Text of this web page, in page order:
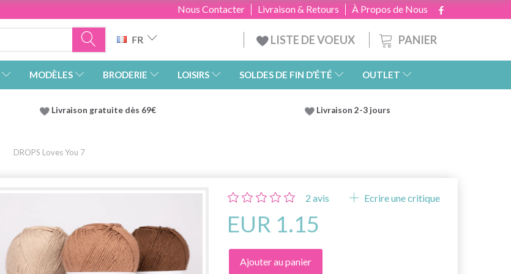
À Propos de Nous
Livraison & Retours
Nous Contacter
PANIER
FR LISTE DE VOEUX
MODÈLES BRODERIE LOISIRS SOLDES DE FIN D’ÉTÉ OUTLET
Livraison gratuite dès 69€ Livraison 2-3 jours
DROPS Loves You 7
2 avis Ecrire une critique
EUR 1.15
Ajouter au panier